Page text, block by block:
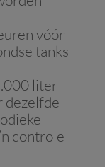
vóór
tanks
liter
dezelfde
controle